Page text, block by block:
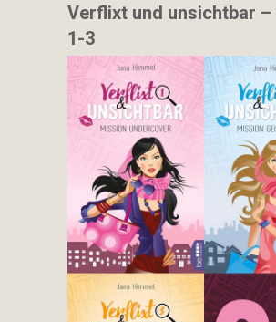
Verflixt und unsichtbar –
1-3